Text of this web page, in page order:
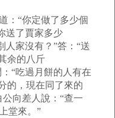
“你定做了多少個
送了賈家多少
人家沒有？”答：“送
余的八斤
“吃過月餅的人有在
的，現在同了來的
向差人說：“查一
堂來。”